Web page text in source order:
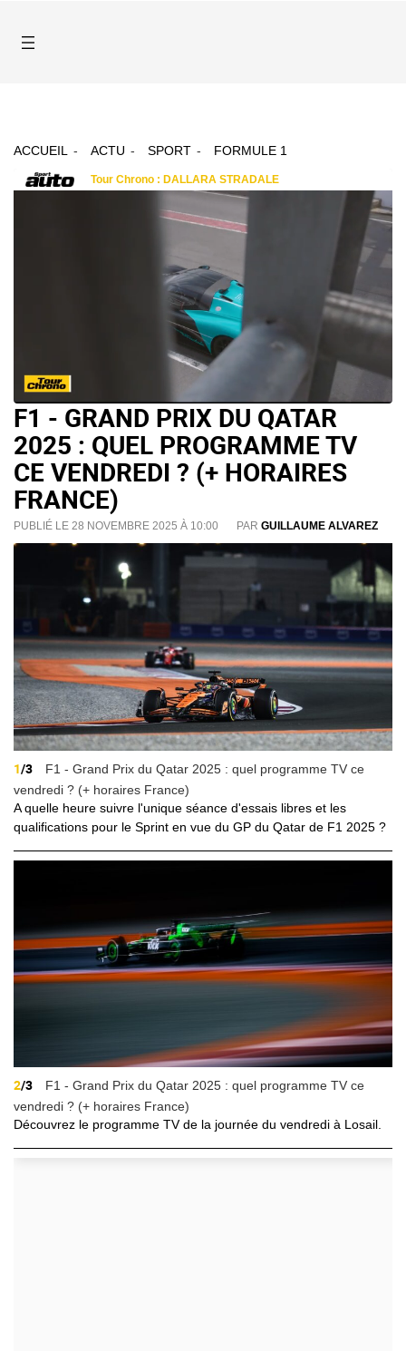
ACCUEIL ACTU SPORT FORMULE 1
F1 - GRAND PRIX DU QATAR
2025 : QUEL PROGRAMME TV
CE VENDREDI ? (+ HORAIRES
FRANCE)
PUBLIÉ LE 28 NOVEMBRE 2025 À 10:00 PAR GUILLAUME ALVAREZ
1/3
F1 - Grand Prix du Qatar 2025 : quel programme TV ce
vendredi ? (+ horaires France)
A quelle heure suivre l'unique séance d'essais libres et les
qualifications pour le Sprint en vue du GP du Qatar de F1 2025 ?
2/3
F1 - Grand Prix du Qatar 2025 : quel programme TV ce
vendredi ? (+ horaires France)
Découvrez le programme TV de la journée du vendredi à Losail.